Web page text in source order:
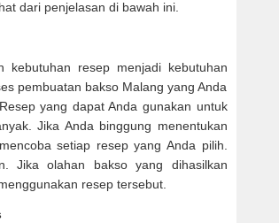
dari penjelasan di bawah ini.
kebutuhan resep menjadi kebutuhan
pembuatan bakso Malang yang Anda
yang dapat Anda gunakan untuk
Jika Anda binggung menentukan
setiap resep yang Anda pilih.
Jika olahan bakso yang dihasilkan
resep tersebut.